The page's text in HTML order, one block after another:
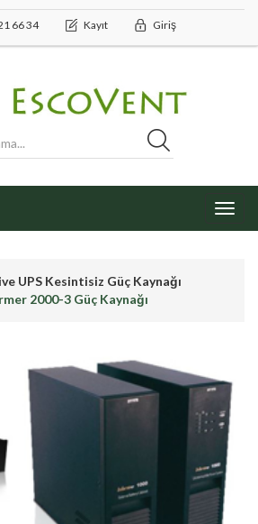
66 34 Kayıt Giriş
UPS Kesintisiz Güç Kaynağı
2000-3 Güç Kaynağı